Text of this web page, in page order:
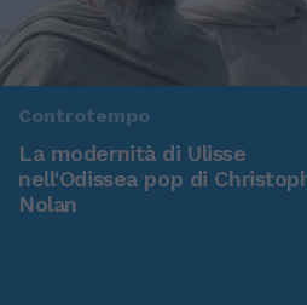
Controtempo
La modernità di Ulisse
nell'Odissea pop di
Nolan